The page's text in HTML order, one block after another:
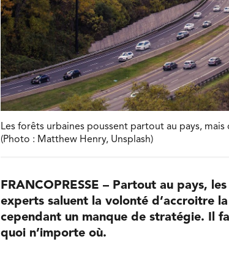
Les forêts urbaines poussent partout au pays,
(Photo : Matthew Henry, Unsplash)
FRANCOPRESSE – Partout au pays,
experts saluent la volonté d’accroitre
cependant un manque de stratégie. Il
quoi n’importe où.